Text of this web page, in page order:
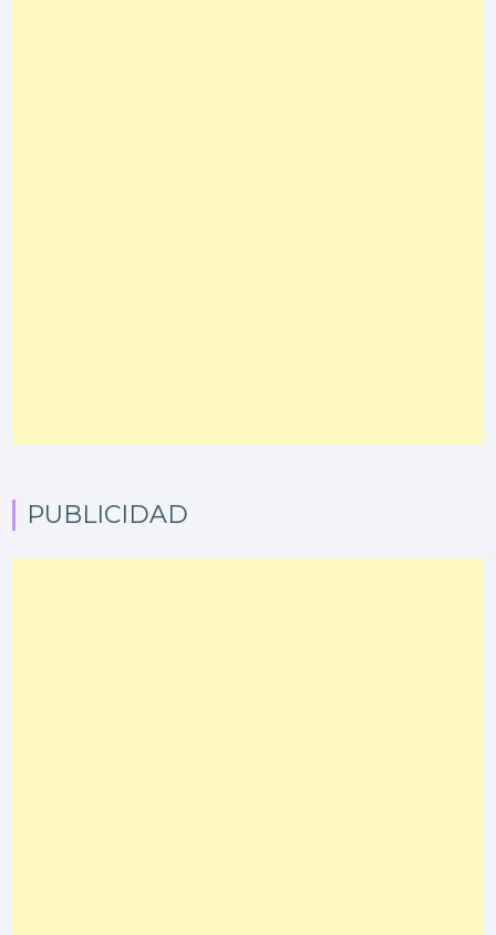
PUBLICIDAD